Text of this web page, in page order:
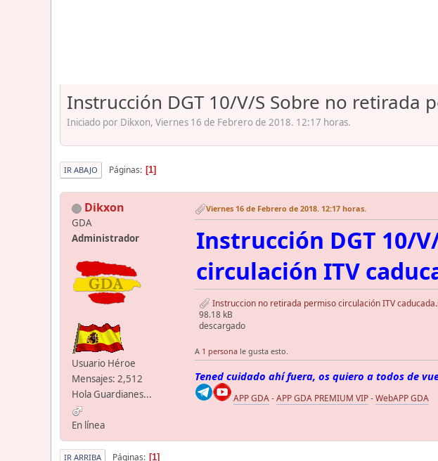
Instrucción DGT 10/V/S Sobre no retirada
Iniciado por Dikxon, Viernes 16 de Febrero de 2018. 12:17 horas.
IR ABAJO Páginas 1
Dikxon
GDA
Administrador
Usuario Héroe
Mensajes: 2,512
Hola Guardianes...
En línea
Viernes 16 de Febrero de 2018. 12:17 horas.
Instrucción DGT 10/
circulación ITV
Instruccion no retirada permiso circulación ITV
98.18 kB
descargado
A 1 persona le gusta esto.
Tened cuidado ahí fuera, os quiero a todos de
APP GDA-APP GDA PREMIUM VIP-WebAPP GDA
IR ARRIBA Páginas 1